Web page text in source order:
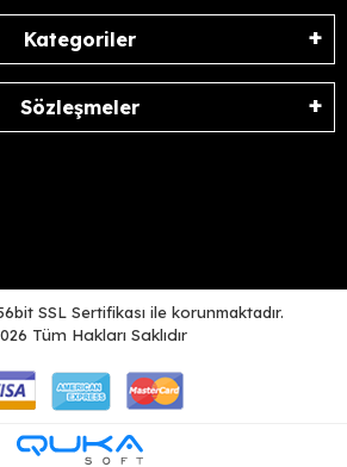
Kategoriler
Sözleşmeler
SSL Sertifikası ile korunmaktadır.
Tüm Hakları Saklıdır